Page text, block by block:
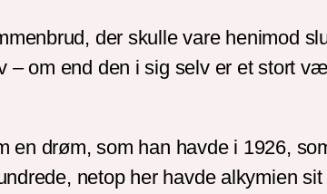
der skulle vare henimod
om end den i sig selv er et stort
drøm, som han havde i 1926,
netop her havde alkymien